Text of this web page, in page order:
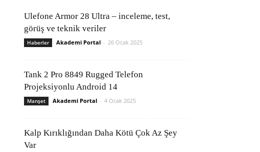
Ulefone Armor 28 Ultra – inceleme, test,
görüş ve teknik veriler
Haberler Akademi Portal - 26 Ocak 2025
Tank 2 Pro 8849 Rugged Telefon
Projeksiyonlu Android 14
Manşet Akademi Portal - 4 Ocak 2025
Kalp Kırıklığından Daha Kötü Çok Az Şey
Var